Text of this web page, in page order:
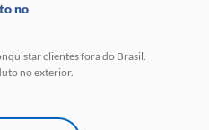
no
clientes fora do Brasil.
no exterior.